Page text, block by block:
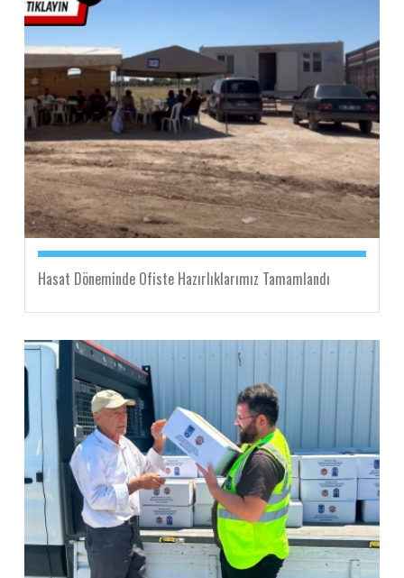
Hasat Döneminde Ofiste Hazırlıklarımız Tamamlandı